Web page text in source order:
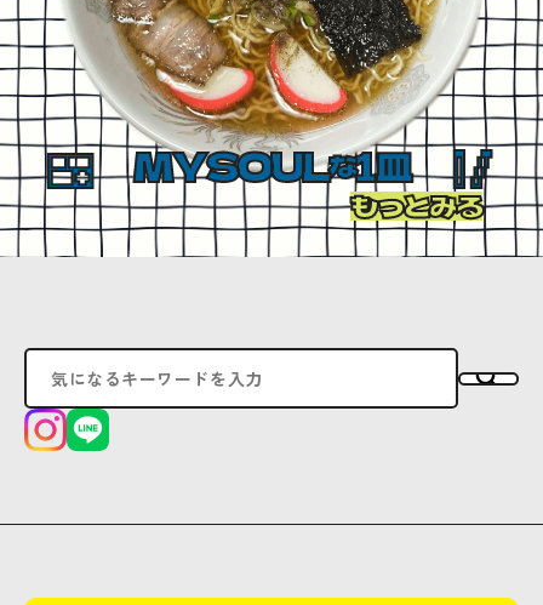
MYSOULな1皿
もっとみる